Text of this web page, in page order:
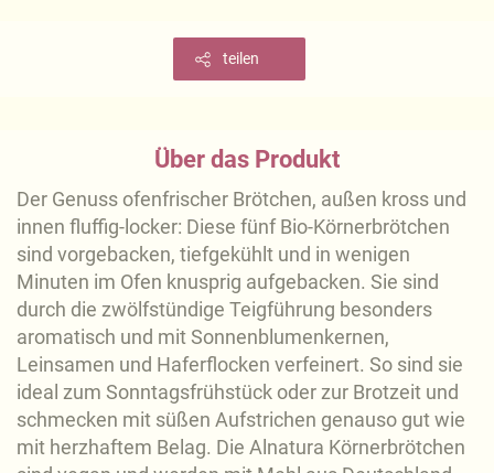
teilen
Über das Produkt
Der Genuss ofenfrischer Brötchen, außen kross und
innen fluffig-locker: Diese fünf Bio-Körnerbrötchen
sind vorgebacken, tiefgekühlt und in wenigen
Minuten im Ofen knusprig aufgebacken. Sie sind
durch die zwölfstündige Teigführung besonders
aromatisch und mit Sonnenblumenkernen,
Leinsamen und Haferflocken verfeinert. So sind sie
ideal zum Sonntagsfrühstück oder zur Brotzeit und
schmecken mit süßen Aufstrichen genauso gut wie
mit herzhaftem Belag. Die Alnatura Körnerbrötchen